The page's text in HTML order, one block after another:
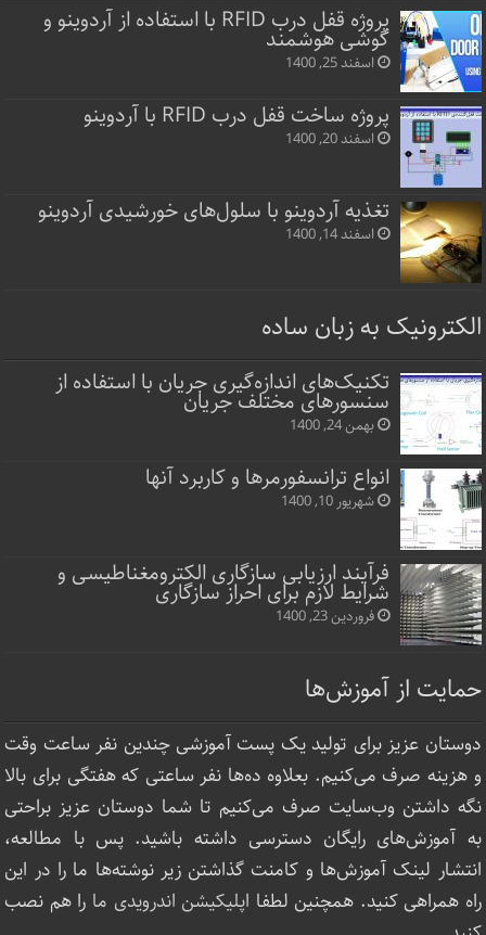
پروژه قفل‌ درب RFID با استفاده از آردوینو و
گوشی هوشمند
اسفند 25, 1400
پروژه ساخت قفل‌ درب RFID با آردوینو
اسفند 20, 1400
تغذیه آردوینو با سلول‌های خورشیدی آردوینو
اسفند 14, 1400
الکترونیک به زبان ساده
تکنیک‌های اندازه‌گیری جریان با استفاده از
سنسورهای مختلف جریان
بهمن 24, 1400
انواع ترانسفورمرها و کاربرد آنها
شهریور 10, 1400
فرآیند ارزیابی سازگاری الکترومغناطیسی و
شرایط لازم برای احراز سازگاری
فروردین 23, 1400
حمایت از آموزش‌ها
دوستان عزیز برای تولید یک پست آموزشی چندین نفر ساعت‌ وقت
و هزینه صرف می‌کنیم. بعلاوه ده‌ها نفر ساعتی که هفتگی برای بالا
نگه داشتن وب‌سایت صرف ‌می‌کنیم تا شما دوستان عزیز براحتی
به آموزش‌های رایگان دسترسی داشته باشید. پس با مطالعه،
انتشار لینک‌ آموزش‌ها و کامنت گذاشتن زیر نوشته‌‌ها ما را در این
راه همراهی کنید. همچنین لطفا اپلیکیشن اندرویدی ما را هم نصب